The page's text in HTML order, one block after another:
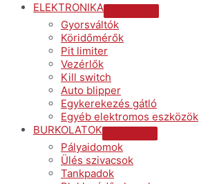
ELEKTRONIKA
Menu
Gyorsváltók
Köridőmérők
Pit limiter
Vezérlők
Kill switch
Auto blipper
Egykerekezés gátló
Egyéb elektromos eszközök
BURKOLATOK
Menu
Pályaidomok
Ülés szivacsok
Tankpadok